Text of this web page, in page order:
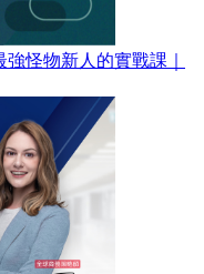
怪物新人的實戰課｜